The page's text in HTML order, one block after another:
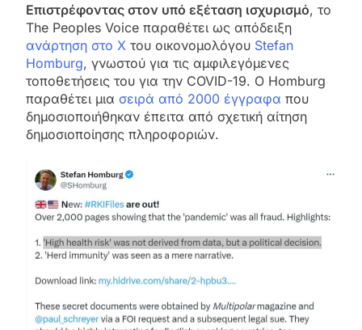
Επιστρέφοντας στον υπό εξέταση ισχυρισμό, το
The Peoples Voice παραθέτει ως απόδειξη
ανάρτηση στο X του οικονομολόγου Stefan
Homburg, γνωστού για τις αμφιλεγόμενες
τοποθετήσεις του για την COVID-19. O Homburg
παραθέτει μια σειρά από 2000 έγγραφα που
δημοσιοποιήθηκαν έπειτα από σχετική αίτηση
δημοσιοποίησης πληροφοριών.